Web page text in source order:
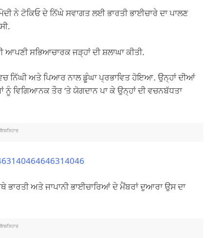
ਨੇ ਟੋਕਿਓ ਦੇ ਨਿੱਘੇ ਸਵਾਗਤ ਲਈ ਭਾਰਤੀ ਭਾਈਚਾਰੇ ਦਾ ਪਾਲਣ
ਸਭਿਆਚਾਰਕ ਜੜ੍ਹਾਂ ਦੀ ਸ਼ਲਾਘਾ ਕੀਤੀ.
ਨਿੱਘੀ ਅਤੇ ਪਿਆਰ ਨਾਲ ਡੂੰਘਾ ਪ੍ਰਭਾਵਿਤ ਹੋਇਆ. ਉਨ੍ਹਾਂ ਦੀਆਂ
ਵਿਗਿਆਨਕ ਤੌਰ ‘ਤੇ ਯੋਗਦਾਨ ਪਾ ਕੇ ਉਨ੍ਹਾਂ ਦੀ ਵਚਨਬੱਧਤਾ
ਇਸ਼ਤਿਹਾਰ
ਭਾਰਤੀ ਅਤੇ ਜਾਪਾਨੀ ਭਾਈਚਾਰਿਆਂ ਦੇ ਮੈਂਬਰਾਂ ਦੁਆਰਾ ਉਸ ਦਾ
ਇਸ਼ਤਿਹਾਰ